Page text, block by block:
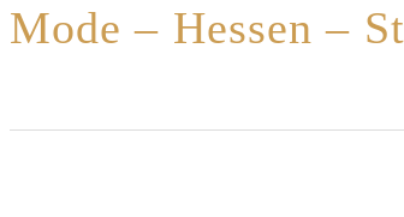
Mode – Hessen –